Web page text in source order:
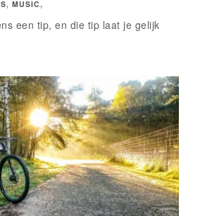
, MUSIC,
een tip, en die tip laat je gelijk